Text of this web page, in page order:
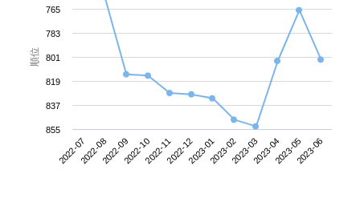
順位
2022-072022-082022-092022-102022-112022-122023-012023-022023-032023-042023-052023-06
765
783
801
819
837
855